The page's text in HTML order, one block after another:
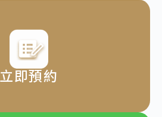
立即預約